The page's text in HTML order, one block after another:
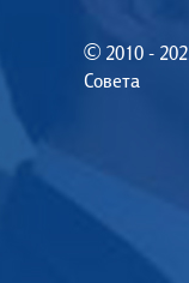
© 2010 -
Совета